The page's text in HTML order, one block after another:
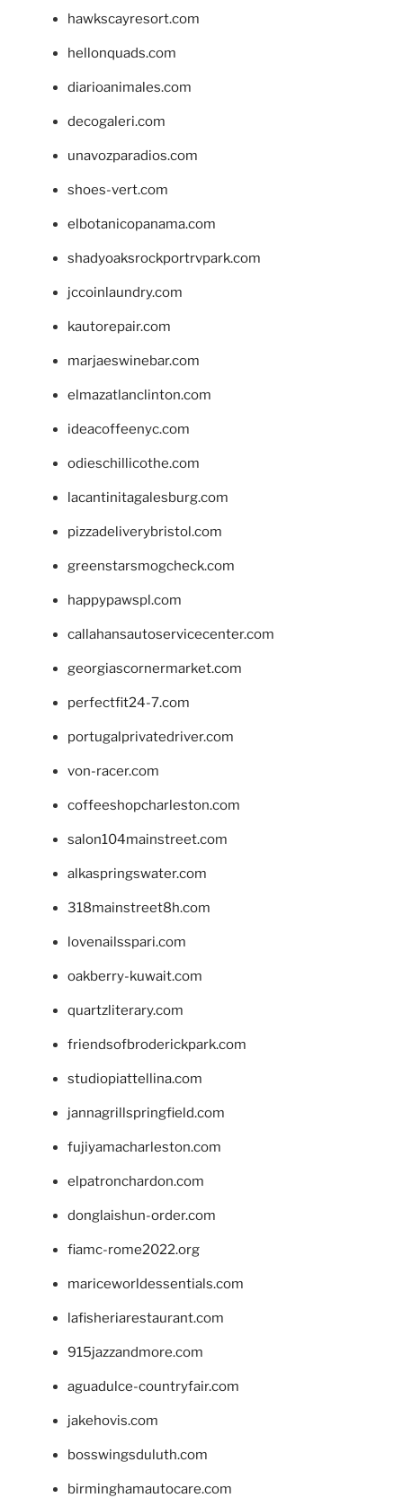
hawkscayresort.com
hellonquads.com
diarioanimales.com
decogaleri.com
unavozparadios.com
shoes-vert.com
elbotanicopanama.com
shadyoaksrockportrvpark.com
jccoinlaundry.com
kautorepair.com
marjaeswinebar.com
elmazatlanclinton.com
ideacoffeenyc.com
odieschillicothe.com
lacantinitagalesburg.com
pizzadeliverybristol.com
greenstarsmogcheck.com
happypawspl.com
callahansautoservicecenter.com
georgiascornermarket.com
perfectfit24-7.com
portugalprivatedriver.com
von-racer.com
coffeeshopcharleston.com
salon104mainstreet.com
alkaspringswater.com
318mainstreet8h.com
lovenailsspari.com
oakberry-kuwait.com
quartzliterary.com
friendsofbroderickpark.com
studiopiattellina.com
jannagrillspringfield.com
fujiyamacharleston.com
elpatronchardon.com
donglaishun-order.com
fiamc-rome2022.org
mariceworldessentials.com
lafisheriarestaurant.com
915jazzandmore.com
aguadulce-countryfair.com
jakehovis.com
bosswingsduluth.com
birminghamautocare.com